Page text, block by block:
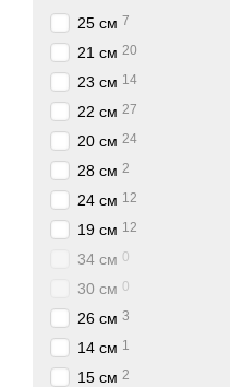
25 см 7
21 см 20
23 см 14
22 см 27
20 см 24
28 см 2
24 см 12
19 см 12
34 см 0
30 см 0
26 см 3
14 см 1
15 см 2